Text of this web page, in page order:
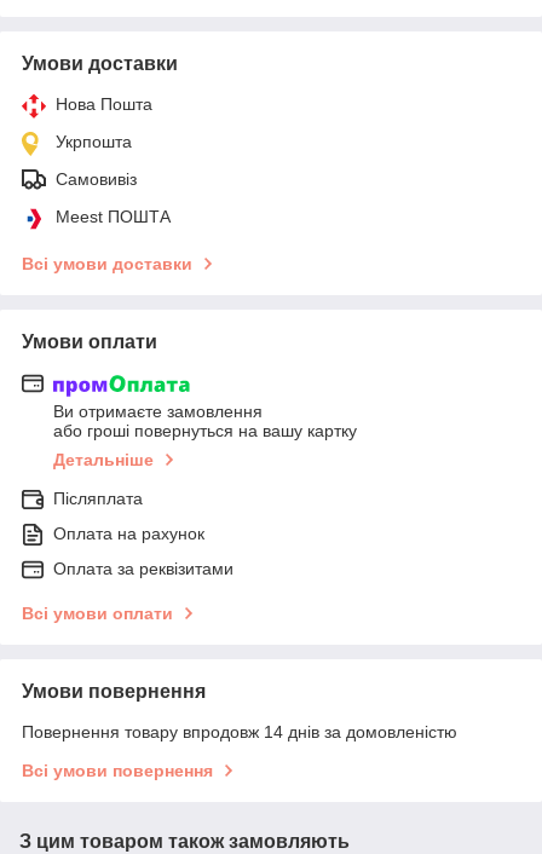
Умови доставки
Нова Пошта
Укрпошта
Самовивіз
Meest ПОШТА
Всі умови доставки
Умови оплати
Ви отримаєте замовлення
або гроші повернуться на вашу картку
Детальніше
Післяплата
Оплата на рахунок
Оплата за реквізитами
Всі умови оплати
Умови повернення
Повернення товару впродовж 14 днів за домовленістю
Всі умови повернення
З цим товаром також замовляють